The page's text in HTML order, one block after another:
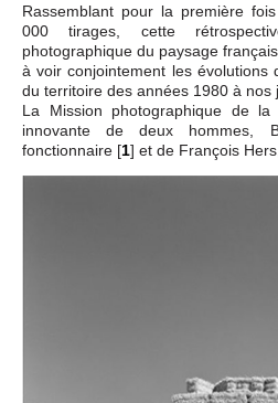
Rassemblant pour la première
000 tirages, cette
photographique du paysage
à voir conjointement les évolutions
du territoire des années 1980 à nos
La Mission photographique de
innovante de deux hommes,
fonctionnaire [1] et de François